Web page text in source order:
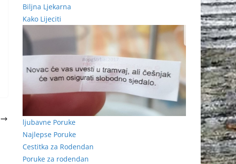
Biljna Ljekarna
Kako Lijeciti
ljubavne Poruke
Najlepse Poruke
Cestitka za Rodendan
Poruke za rodendan